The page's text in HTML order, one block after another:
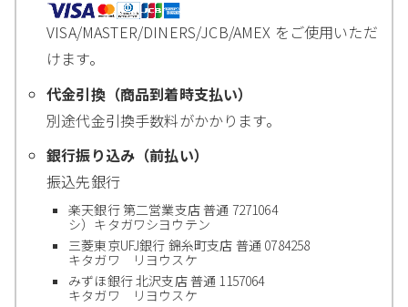
VISA/MASTER/DINERS/JCB/AMEX をご使用いただ
けます。
代金引換（商品到着時支払い）
別途代金引換手数料がかかります。
銀行振り込み（前払い）
振込先銀行
楽天銀行 第二営業支店 普通 7271064
シ）キタガワシヨウテン
三菱東京UFJ銀行 錦糸町支店 普通 0784258
キタガワ リヨウスケ
みずほ銀行 北沢支店 普通 1157064
キタガワ リヨウスケ